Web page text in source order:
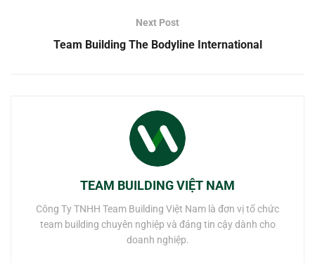
Next Post
Team Building The Bodyline International
TEAM BUILDING VIỆT NAM
Công Ty TNHH Team Building Việt Nam là đơn vị tổ chức
team building chuyên nghiệp và đáng tin cậy dành cho
doanh nghiệp.